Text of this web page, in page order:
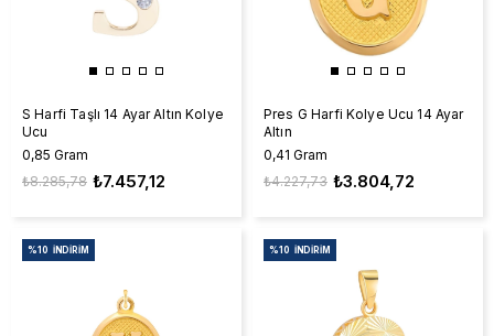
S Harfi Taşlı 14 Ayar Altın Kolye
Ucu
0,85 Gram
₺7.457,12
₺8.285,78
Pres G Harfi Kolye Ucu 14 Ayar
Altın
0,41 Gram
₺3.804,72
₺4.227,73
%10 İNDIRIM %10 İNDIRIM